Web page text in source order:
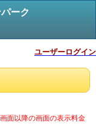
ーク
ユーザーログイン
面以降の画面の表示料金